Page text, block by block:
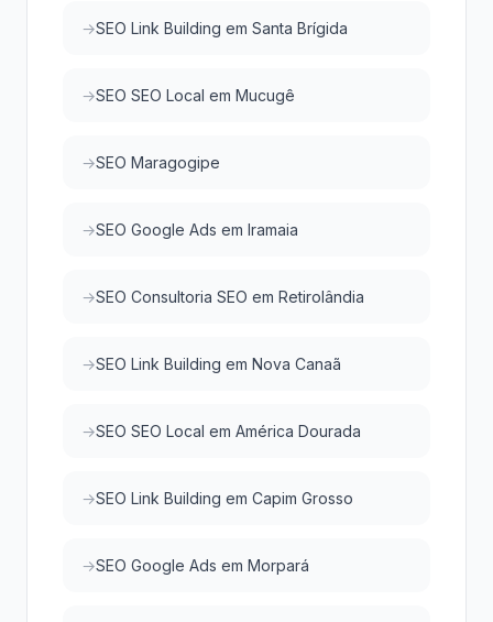
SEO Link Building em Santa Brígida
SEO SEO Local em Mucugê
SEO Maragogipe
SEO Google Ads em Iramaia
SEO Consultoria SEO em Retirolândia
SEO Link Building em Nova Canaã
SEO SEO Local em América Dourada
SEO Link Building em Capim Grosso
SEO Google Ads em Morpará